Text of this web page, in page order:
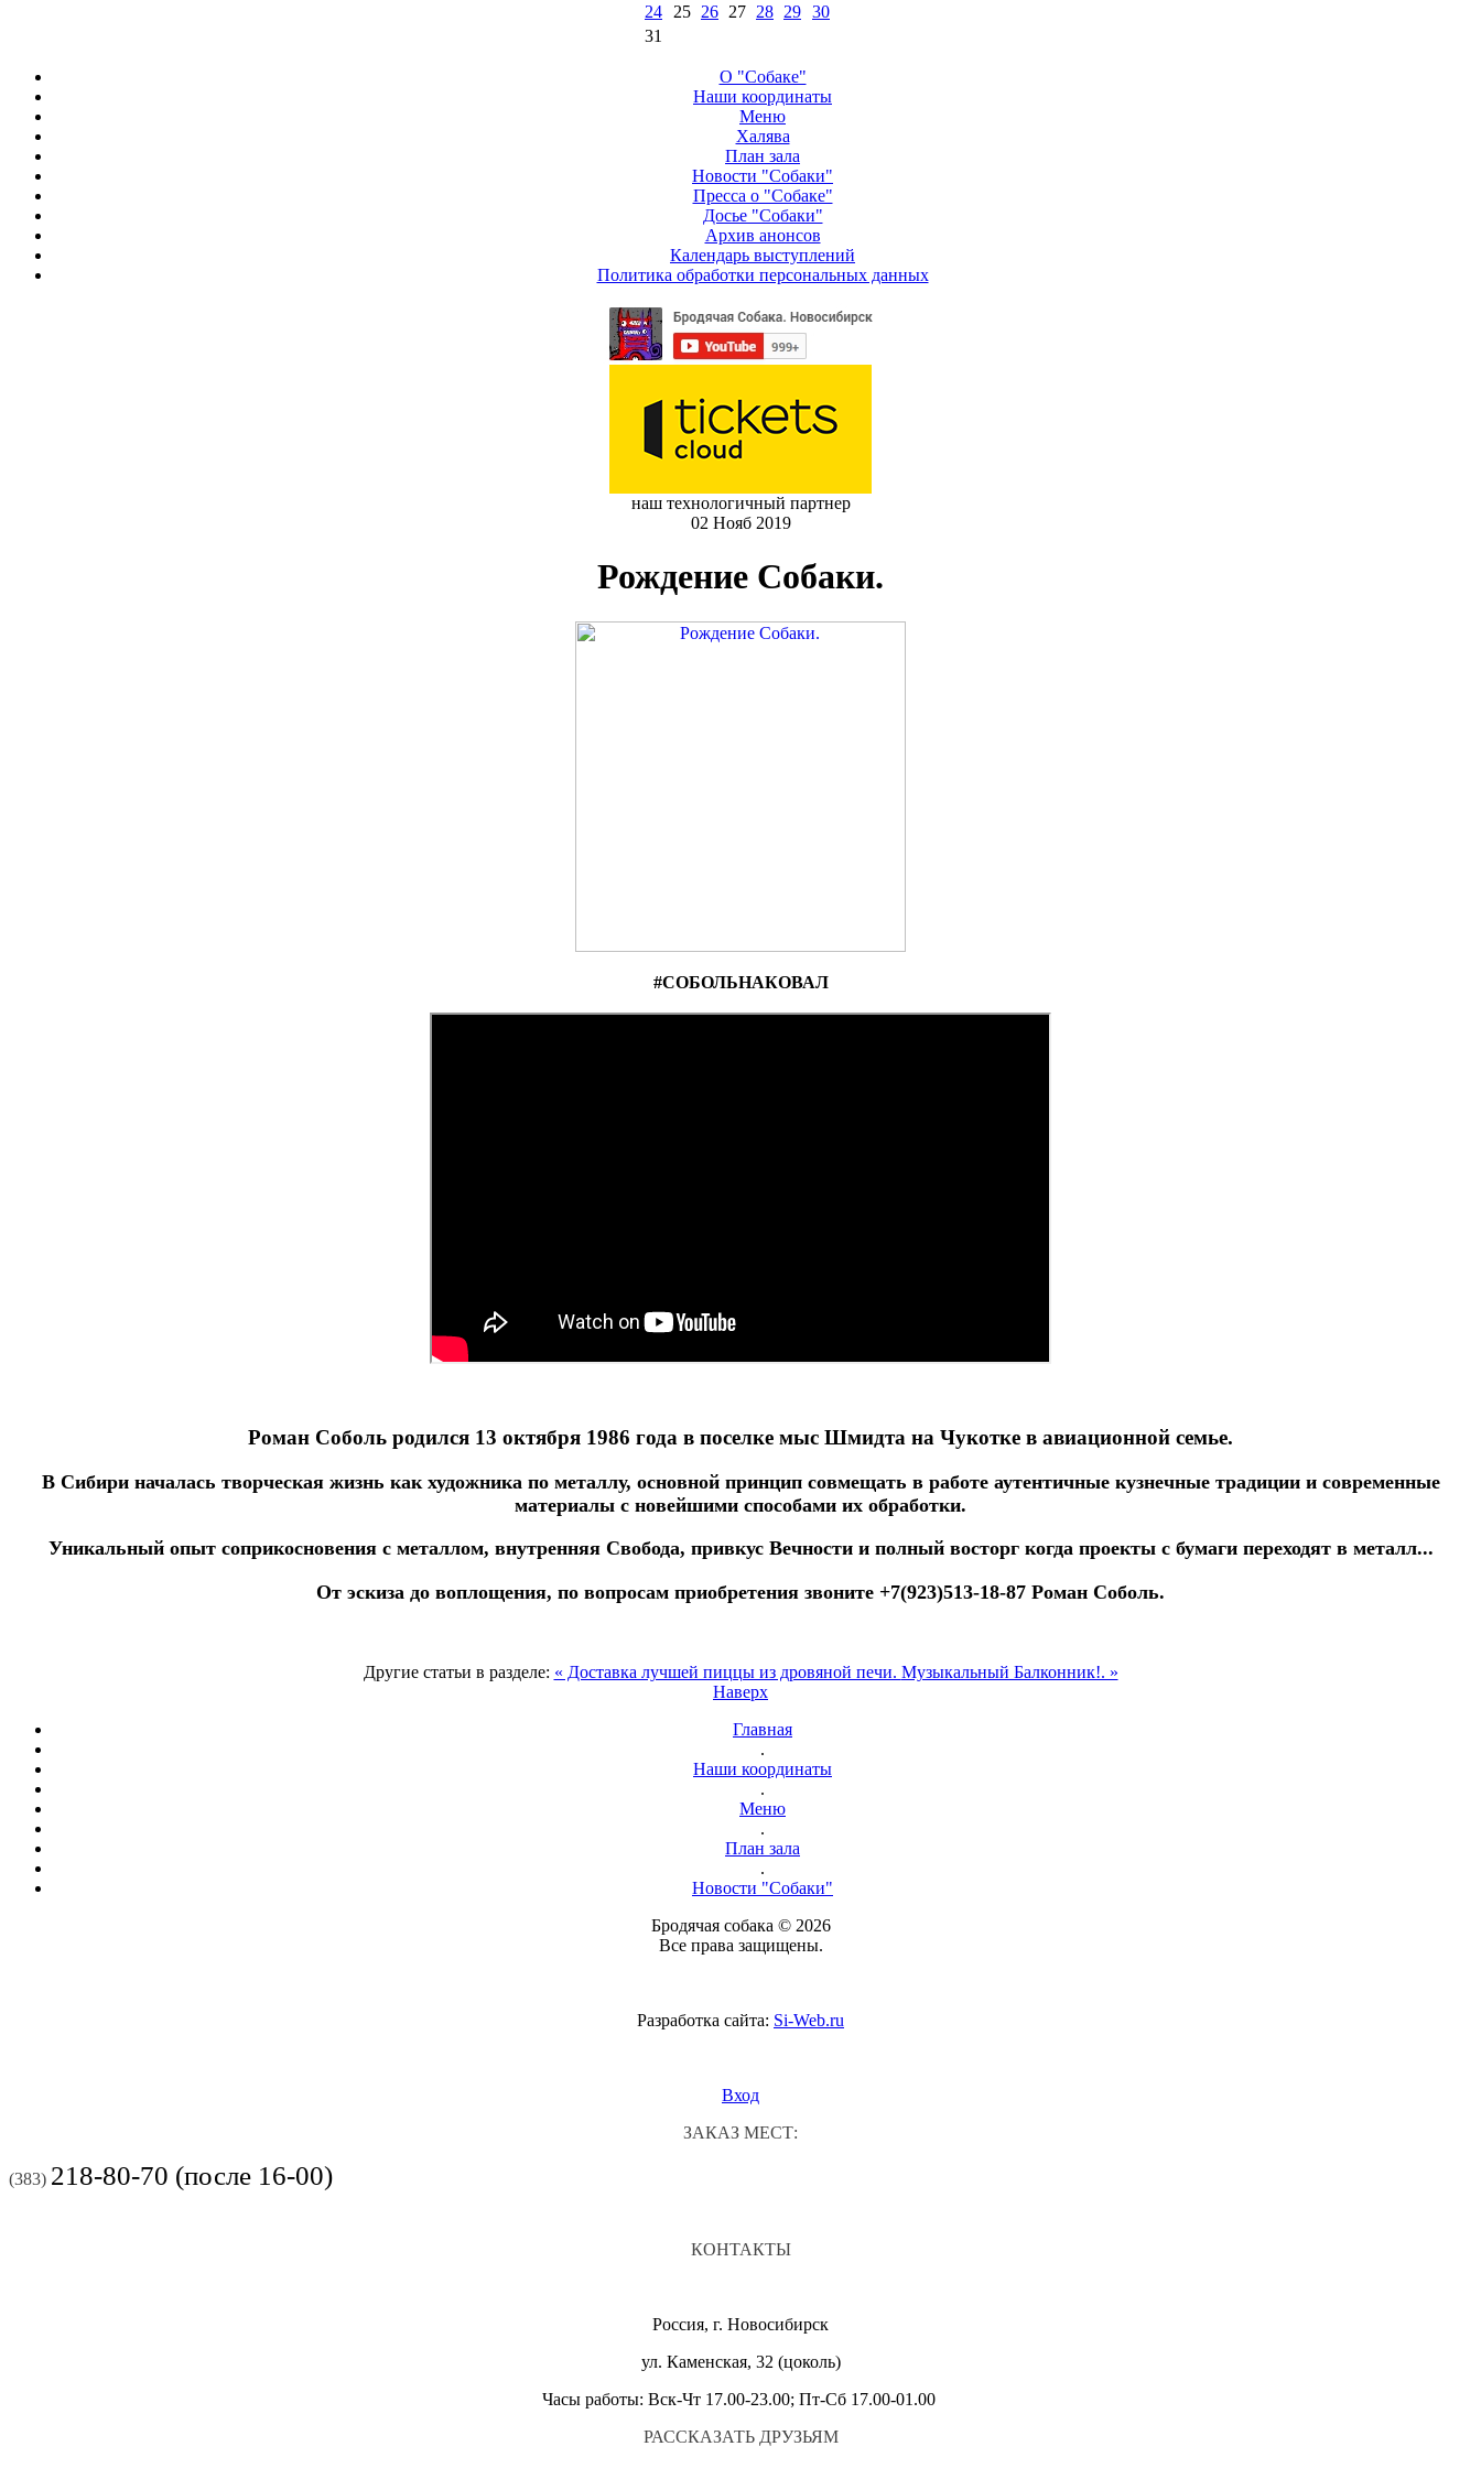
24
25 26 27 28 29 30
31
О "Собаке"
Наши координаты
Меню
Халява
План зала
Новости "Собаки"
Пресса о "Собаке"
Досье "Собаки"
Архив анонсов
Календарь выступлений
Политика обработки персональных данных
наш технологичный партнер
02 Нояб 2019
Рождение Собаки.
#СОБОЛЬНАКОВАЛ
Роман Соболь родился 13 октября 1986 года в поселке мыс Шмидта на Чукотке в авиационной семье.
В Сибири началась творческая жизнь как художника по металлу, основной принцип совмещать в работе аутентичные кузнечные традиции и современные
материалы с новейшими способами их обработки.
Уникальный опыт соприкосновения с металлом, внутренняя Свобода, привкус Вечности и полный восторг когда проекты с бумаги переходят в металл...
От эскиза до воплощения, по вопросам приобретения звоните +7(923)513-18-87 Роман Соболь.
Другие статьи в разделе: « Доставка лучшей пиццы из дровяной печи. Музыкальный Балконник!. »
Наверх
Главная
.
Наши координаты
.
Меню
.
План зала
.
Новости "Собаки"
Бродячая собака © 2026
Все права защищены.
Разработка сайта: Si-Web.ru
Вход
ЗАКАЗ МЕСТ:
(383) 218-80-70 (после 16-00)
КОНТАКТЫ
Россия, г. Новосибирск
ул. Каменская, 32 (цоколь)
Часы работы: Вск-Чт 17.00-23.00; Пт-Сб 17.00-01.00
РАССКАЗАТЬ ДРУЗЬЯМ